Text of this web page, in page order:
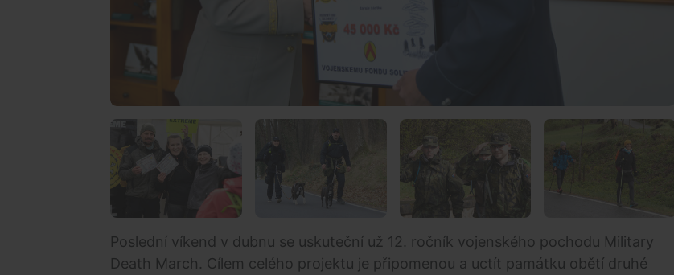
Poslední víkend v dubnu se uskuteční už 12. ročník vojenského pochodu Military
Death March. Cílem celého projektu je připomenou a uctít památku obětí druhé